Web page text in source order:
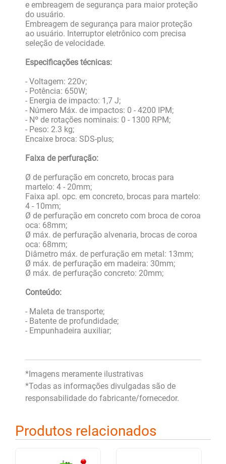
e embreagem de segurança para maior proteção
do usuário.
Embreagem de segurança para maior proteção
ao usuário. Interruptor eletrônico com precisa
seleção de velocidade.
Especificações técnicas:
- Voltagem: 220v;
- Potência: 650W;
- Energia de impacto: 1,7 J;
- Número Máx. de impactos: 0 - 4200 IPM;
- Nº de rotações nominais: 0 - 1300 RPM;
- Peso: 2.3 kg;
Encaixe broca: SDS-plus;
Faixa de perfuração:
Ø de perfuração em concreto, brocas para
martelo: 4 - 20mm;
Faixa apl. opc. em concreto, brocas para martelo:
4 - 10mm;
Ø de perfuração em concreto com broca de coroa
oca: 68mm;
Ø máx. de perfuração alvenaria, brocas de coroa
oca: 68mm;
Diâmetro máx. de perfuração em metal: 13mm;
Ø máx. de perfuração em madeira: 30mm;
Ø máx. de perfuração concreto: 20mm;
Conteúdo:
- Maleta de transporte;
- Batente de profundidade;
- Empunhadeira auxiliar;
*Imagens meramente ilustrativas
*Todas as informações divulgadas são de
responsabilidade do fabricante/fornecedor.
Produtos relacionados